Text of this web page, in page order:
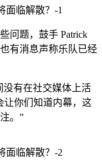
面临解散？-1
问题，鼓手 Patrick
有消息声称乐队已经
没有在社交媒体上活
让你们知道内幕，这
。”
面临解散？-2